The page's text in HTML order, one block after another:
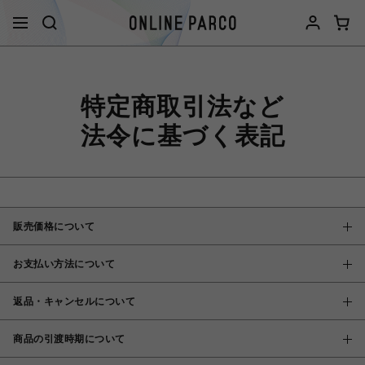
特定商取引法など
法令に基づく表記
販売価格について
お支払い方法について
返品・キャンセルについて
商品の引渡時期について